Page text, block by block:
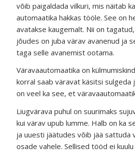
võib paigaldada vilkuri, mis näitab
automaatika hakkas tööle. See on
avatakse kaugemalt. Nii on
jõudes on juba värav avanenud ja
taga selle avanemist ootama.
Väravaautomaatika on
korral saab väravat käsitsi sulgeda
on veel ka see, et
Liugvärava puhul on suurimaks
kui värav upub lumme. Halb on ka
ja uuesti jäätudes võib jää sattuda
osade vahele. Sellised tööd ei kuulu